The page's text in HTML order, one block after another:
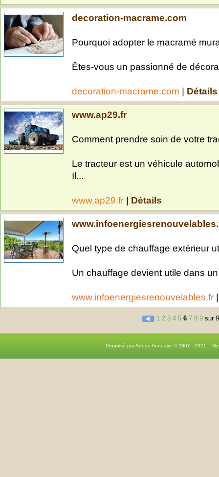
decoration-macrame.com
Pourquoi adopter le macramé
Êtes-vous un passionné de
decoration-macrame.com | Détails
www.ap29.fr
Comment prendre soin de votre
Le tracteur est un véhicule
Il...
www.ap29.fr | Détails
Quel type de chauffage extérieur
Un chauffage devient utile dans
www.infoenergiesrenouvelables.fr
1 2 3 4 5 6 7 8 9 sur
Propulsé par Arfooo Annuaire © 2007 - 2021